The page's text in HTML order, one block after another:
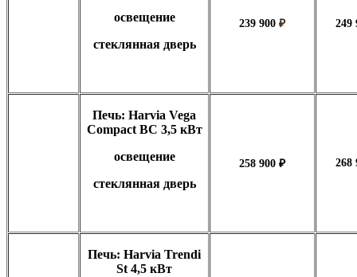
освещение
стеклянная дверь
239 900 ₽ 249
Печь: Harvia Vega
Compact BC 3,5 кВт
освещение
стеклянная дверь
258 900 ₽ 268
Печь: Harvia Trendi
St 4,5 кВт